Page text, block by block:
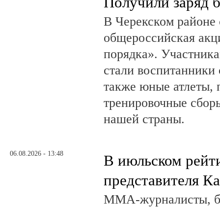
В Черекском районе
общероссийская
порядка».
стали
также юные атлеты,
тренировочные
нашей страны.
06.08.2026 - 13:48
В июльском
представителя
ММА-журналисты,